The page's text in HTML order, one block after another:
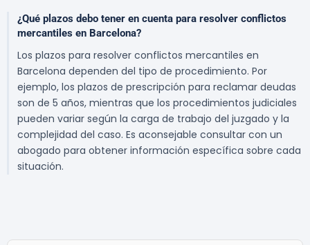
¿Qué plazos debo tener en cuenta para resolver conflictos
mercantiles en Barcelona?
Los plazos para resolver conflictos mercantiles en
Barcelona dependen del tipo de procedimiento. Por
ejemplo, los plazos de prescripción para reclamar deudas
son de 5 años, mientras que los procedimientos judiciales
pueden variar según la carga de trabajo del juzgado y la
complejidad del caso. Es aconsejable consultar con un
abogado para obtener información específica sobre cada
situación.